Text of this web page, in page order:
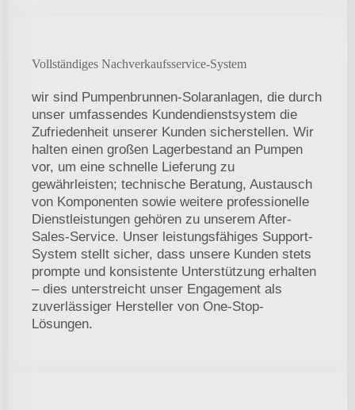
Vollständiges Nachverkaufsservice-System
wir sind Pumpenbrunnen-Solaranlagen, die durch
unser umfassendes Kundendienstsystem die
Zufriedenheit unserer Kunden sicherstellen. Wir
halten einen großen Lagerbestand an Pumpen
vor, um eine schnelle Lieferung zu
gewährleisten; technische Beratung, Austausch
von Komponenten sowie weitere professionelle
Dienstleistungen gehören zu unserem After-
Sales-Service. Unser leistungsfähiges Support-
System stellt sicher, dass unsere Kunden stets
prompte und konsistente Unterstützung erhalten
– dies unterstreicht unser Engagement als
zuverlässiger Hersteller von One-Stop-
Lösungen.